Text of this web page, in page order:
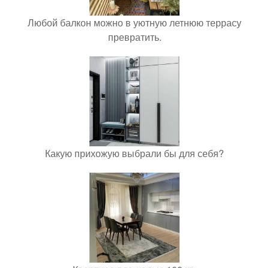
Любой балкон можно в уютную летнюю террасу
превратить.
Какую прихожую выбрали бы для себя?